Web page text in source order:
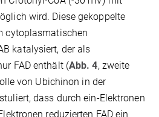
wird. Diese gekoppelte
cytoplasmatischen
katalysiert, der als
FAD enthält (Abb. 4, zweite
von Ubichinon in der
dass durch ein-Elektronen
reduzierten FAD ein